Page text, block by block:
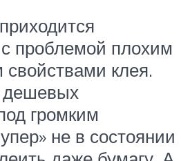
с проблемой плохим
клея.
дешевых
громким
не в состоянии